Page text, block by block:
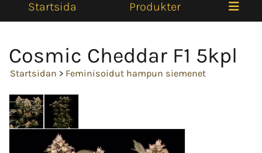
Startsida Produkter
Cosmic Cheddar F1 5kpl
Startsidan > Feminisoidut hampun siemenet